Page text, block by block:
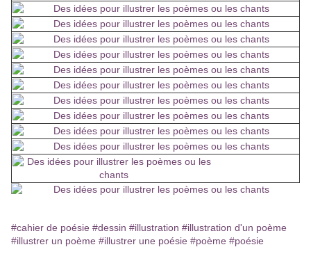
#cahier de poésie #dessin #illustration #illustration d'un poème
#illustrer un poème #illustrer une poésie #poème #poésie